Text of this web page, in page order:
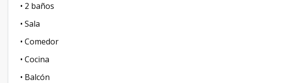
• ⁠2 baños
• ⁠Sala
• ⁠Comedor
• ⁠Cocina
• ⁠Balcón